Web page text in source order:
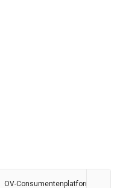
OV-Consumentenplatform wil